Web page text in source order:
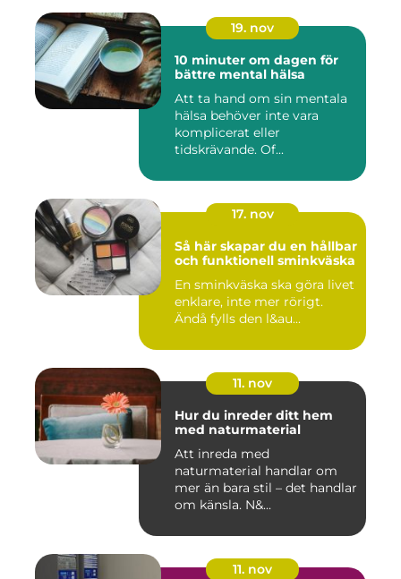
19. nov
10 minuter om dagen för
bättre mental hälsa
Att ta hand om sin mentala
hälsa behöver inte vara
komplicerat eller
tidskrävande. Of...
17. nov
Så här skapar du en hållbar
och funktionell sminkväska
En sminkväska ska göra livet
enklare, inte mer rörigt.
Ändå fylls den l&au...
11. nov
Hur du inreder ditt hem
med naturmaterial
Att inreda med
naturmaterial handlar om
mer än bara stil – det handlar
om känsla. N&...
11. nov